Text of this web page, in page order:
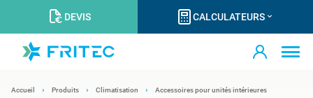
DEVIS CALCULATEURS
Accueil Produits Climatisation Accessoires pour unités intérieures